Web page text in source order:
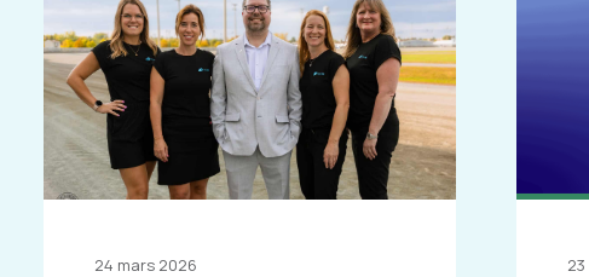
24 mars 2026